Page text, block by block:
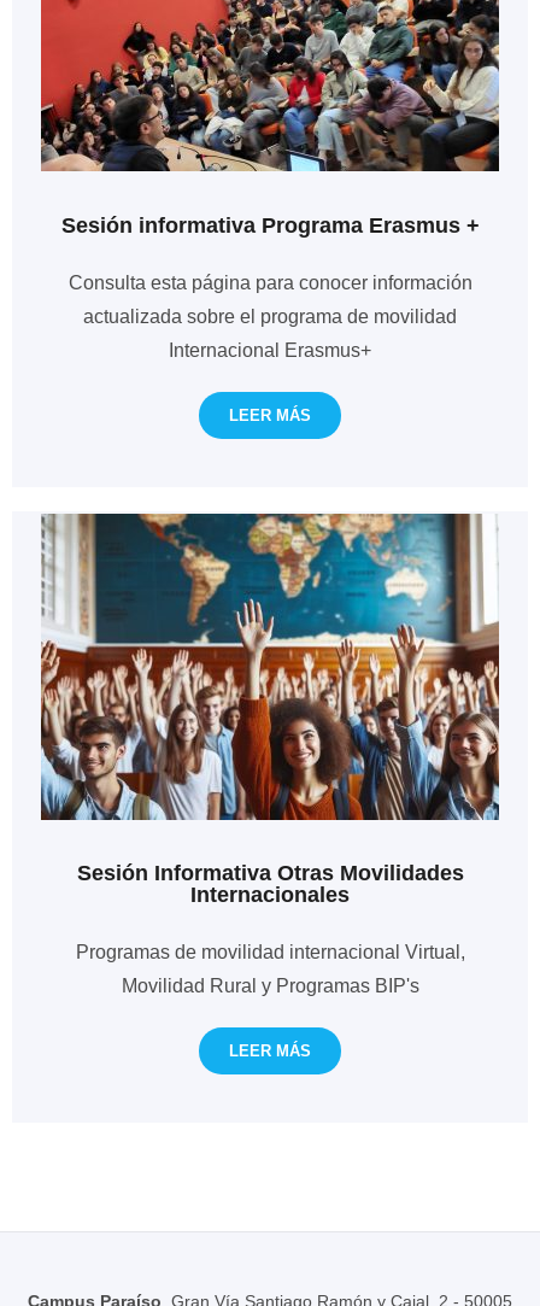
Sesión informativa Programa Erasmus +
Consulta esta página para conocer información
actualizada sobre el programa de movilidad
Internacional Erasmus+
LEER MÁS
Sesión Informativa Otras Movilidades
Internacionales
Programas de movilidad internacional Virtual,
Movilidad Rural y Programas BIP's
LEER MÁS
Campus Paraíso , Gran Vía Santiago Ramón y Cajal, 2 - 50005